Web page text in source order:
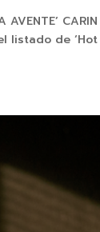
AVENTE’ CARIN
listado de ‘Hot